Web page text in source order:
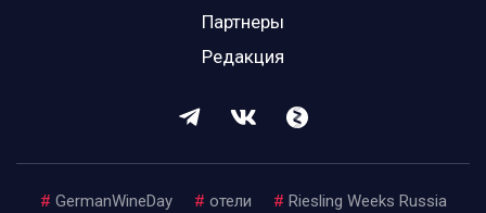
Партнеры
Редакция
# GermanWineDay # отели # Riesling Weeks Russia